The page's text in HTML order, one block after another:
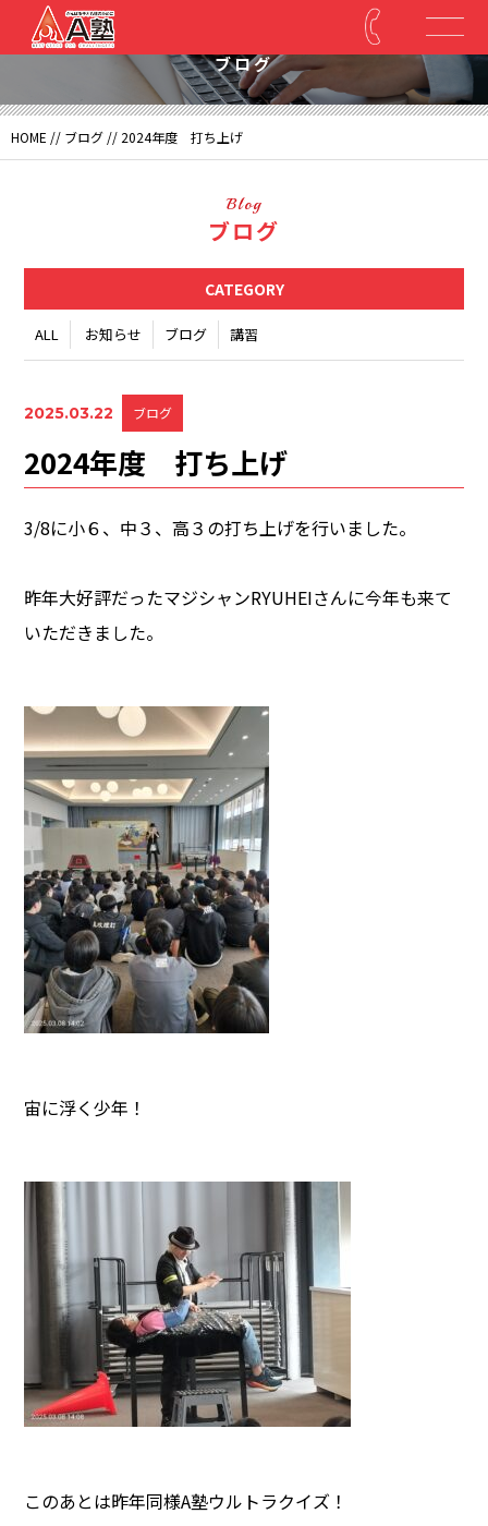
ブログ
HOME // ブログ // 2024年度 打ち上げ
Blog
ブログ
CATEGORY
ALL お知らせ ブログ 講習
2025.03.22 ブログ
2024年度 打ち上げ
3/8に小６、中３、高３の打ち上げを行いました。
昨年大好評だったマジシャンRYUHEIさんに今年も来て
いただきました。
宙に浮く少年！
このあとは昨年同様A塾ウルトラクイズ！